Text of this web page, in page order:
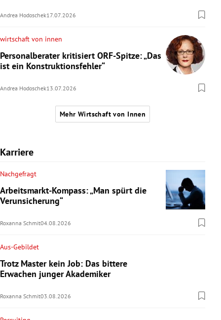
Andrea Hodoschek17.07.2026
wirtschaft von innen
Personalberater kritisiert ORF-Spitze: „Das
ist ein Konstruktionsfehler“
Andrea Hodoschek13.07.2026
Mehr Wirtschaft von Innen
Karriere
Nachgefragt
Arbeitsmarkt-Kompass: „Man spürt die
Verunsicherung“
Roxanna Schmit04.08.2026
Aus-Gebildet
Trotz Master kein Job: Das bittere
Erwachen junger Akademiker
Roxanna Schmit03.08.2026